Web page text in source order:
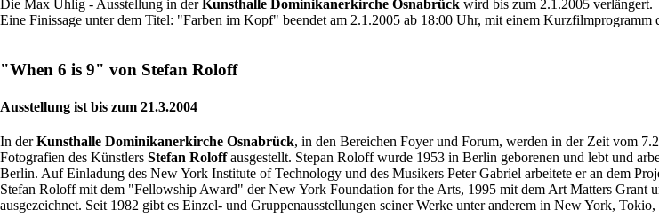
Die Max Uhlig - Ausstellung in derKunsthalle Dominikanerkirche Osnabrück wird bis zum 2.1.2005 verlängert.
Eine Finissage unter dem Titel: "Farben im Kopf" beendet am 2.1.2005 ab 18:00 Uhr, mit einem
"When 6 is 9" von Stefan Roloff
Ausstellung ist bis zum 21.3.2004
In derKunsthalle Dominikanerkirche Osnabrück, in den Bereichen Foyer und Forum, werden in der Zeit vom
Fotografien des Künstlers Stefan Roloffausgestellt. Stepan Roloff wurde 1953 in Berlin geborenen und lebt und
Berlin. Auf Einladung des New York Institute of Technology und des Musikers Peter Gabriel arbeitete er an dem
Stefan Roloff mit dem "Fellowship Award" der New York Foundation for the Arts, 1995 mit dem Art Matters Grant
ausgezeichnet. Seit 1982 gibt es Einzel- und Gruppenausstellungen seiner Werke unter anderem in New York,